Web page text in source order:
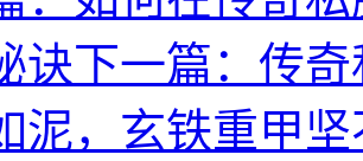
诀下一篇：传
泥，玄铁重甲